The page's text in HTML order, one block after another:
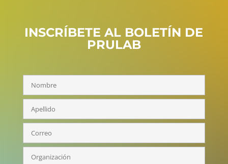
INSCRÍBETE AL BOLETÍN DE
PRULAB